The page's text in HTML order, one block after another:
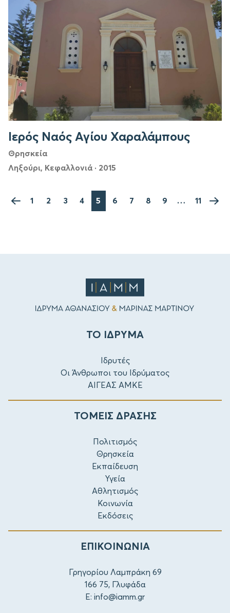
Ιερός Ναός Αγίου Χαραλάμπους
Θρησκεία
Ληξούρι, Κεφαλλονιά · 2015
1 2 3 4 5 6 7 8 9 … 11
ΤΟ ΙΔΡΥΜΑ
Ιδρυτές
Οι Άνθρωποι του Ιδρύματος
ΑΙΓΕΑΣ ΑΜΚΕ
ΤΟΜΕΙΣ ΔΡΑΣΗΣ
Πολιτισμός
Θρησκεία
Εκπαίδευση
Υγεία
Αθλητισμός
Κοινωνία
Εκδόσεις
ΕΠΙΚΟΙΝΩΝΙΑ
Γρηγορίου Λαμπράκη 69
166 75, Γλυφάδα
E: info@iamm.gr